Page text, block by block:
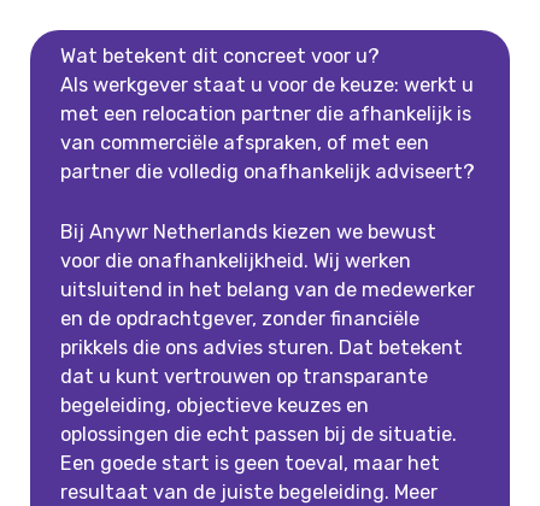
Wat betekent dit concreet voor u?
Als werkgever staat u voor de keuze: werkt u
met een relocation partner die afhankelijk is
van commerciële afspraken, of met een
partner die volledig onafhankelijk adviseert?
Bij Anywr Netherlands kiezen we bewust
voor die onafhankelijkheid. Wij werken
uitsluitend in het belang van de medewerker
en de opdrachtgever, zonder financiële
prikkels die ons advies sturen. Dat betekent
dat u kunt vertrouwen op transparante
begeleiding, objectieve keuzes en
oplossingen die echt passen bij de situatie.
Een goede start is geen toeval, maar het
resultaat van de juiste begeleiding. Meer